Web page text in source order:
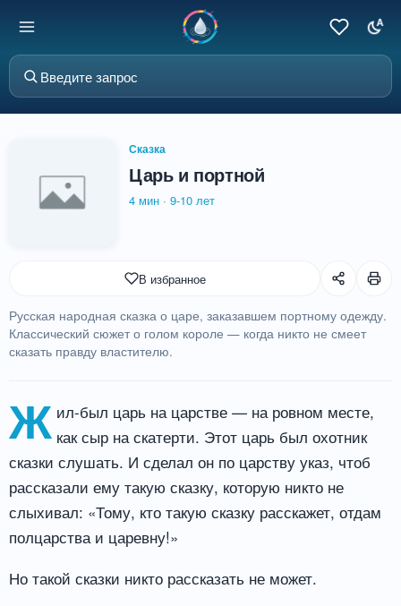
Сказка
Царь и портной
4 мин · 9-10 лет
Русская народная сказка о царе, заказавшем портному одежду.
Классический сюжет о голом короле — когда никто не смеет
сказать правду властителю.
В избранное
Ж ил-был царь на царстве — на ровном месте,
как сыр на скатерти. Этот царь был охотник
сказки слушать. И сделал он по царству указ, чтоб
рассказали ему такую сказку, которую никто не
слыхивал: «Тому, кто такую сказку расскажет, отдам
полцарства и царевну!»
Но такой сказки никто рассказать не может.